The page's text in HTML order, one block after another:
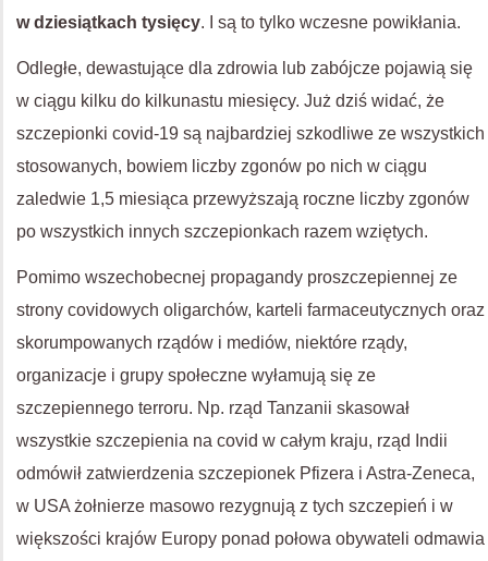
w dziesiątkach tysięcy. I są to tylko wczesne powikłania.
Odległe, dewastujące dla zdrowia lub zabójcze pojawią się
w ciągu kilku do kilkunastu miesięcy. Już dziś widać, że
szczepionki covid-19 są najbardziej szkodliwe ze wszystkich
stosowanych, bowiem liczby zgonów po nich w ciągu
zaledwie 1,5 miesiąca przewyższają roczne liczby zgonów
po wszystkich innych szczepionkach razem wziętych.
Pomimo wszechobecnej propagandy proszczepiennej ze
strony covidowych oligarchów, karteli farmaceutycznych oraz
skorumpowanych rządów i mediów, niektóre rządy,
organizacje i grupy społeczne wyłamują się ze
szczepiennego terroru. Np. rząd Tanzanii skasował
wszystkie szczepienia na covid w całym kraju, rząd Indii
odmówił zatwierdzenia szczepionek Pfizera i Astra-Zeneca,
w USA żołnierze masowo rezygnują z tych szczepień i w
większości krajów Europy ponad połowa obywateli odmawia